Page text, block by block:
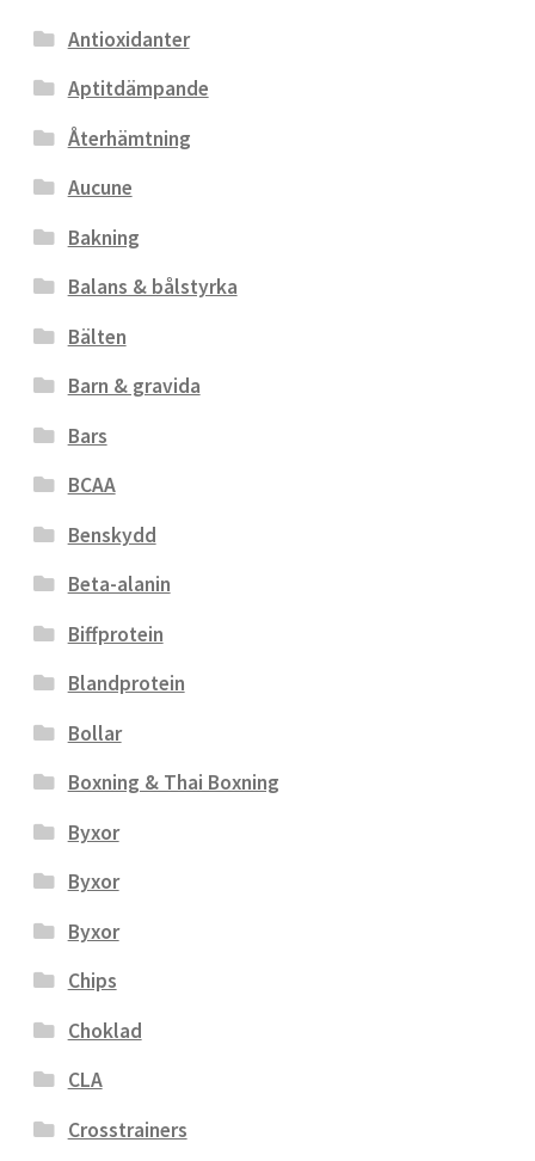
Antioxidanter
Aptitdämpande
Återhämtning
Aucune
Bakning
Balans & bålstyrka
Bälten
Barn & gravida
Bars
BCAA
Benskydd
Beta-alanin
Biffprotein
Blandprotein
Bollar
Boxning & Thai Boxning
Byxor
Byxor
Byxor
Chips
Choklad
CLA
Crosstrainers